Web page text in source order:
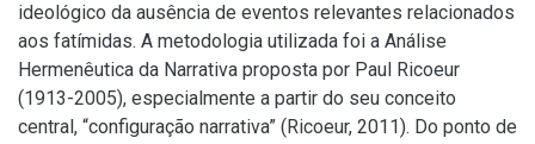
ideológico da ausência de eventos relevantes relacionados
aos fatímidas. A metodologia utilizada foi a Análise
Hermenêutica da Narrativa proposta por Paul Ricoeur
(1913-2005), especialmente a partir do seu conceito
central, “configuração narrativa” (Ricoeur, 2011). Do ponto de